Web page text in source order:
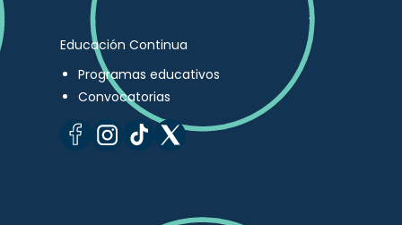
Educación Continua
Programas educativos
Convocatorias